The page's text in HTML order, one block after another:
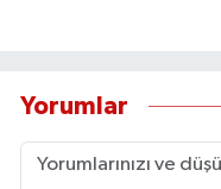
Yorumlar